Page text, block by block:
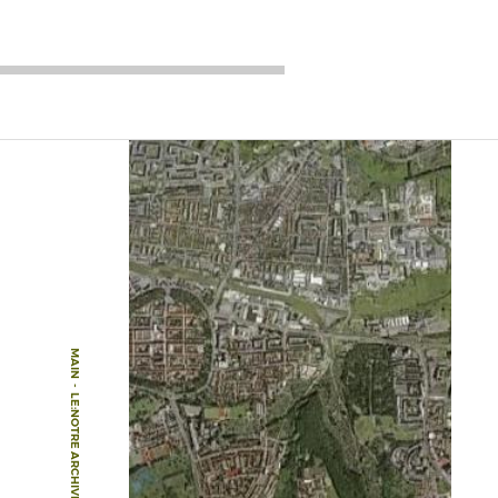
MAIN
-
LE:NOTRE ARCHIVE